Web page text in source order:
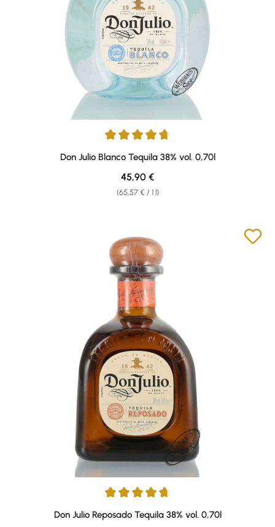
Average rating of 4.86 out of 5 stars
Don Julio Blanco Tequila 38% vol. 0,70l
(65,57 € / 1 l)
Regular price:
45,90 €
Average rating of 4.76 out of 5 stars
Don Julio Reposado Tequila 38% vol. 0,70l